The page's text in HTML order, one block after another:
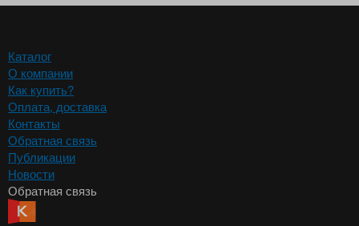
Каталог
О компании
Как купить?
Оплата, доставка
Контакты
Обратная связь
Публикации
Новости
Обратная связь